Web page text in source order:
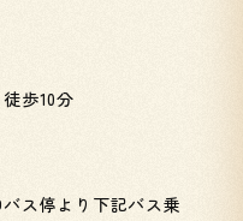
歩10分
ス停より下記バス乗